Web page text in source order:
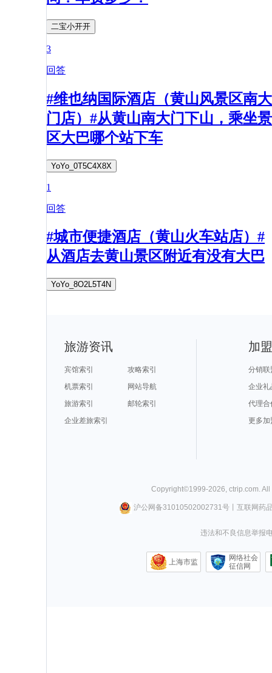
二宝小开开
3
回答
#维也纳国际酒店（黄山风景区南大
门店）#从黄山南大门下山，乘坐景
区大巴哪个站下车
YoYo_0T5C4X8X
1
回答
#城市便捷酒店（黄山火车站店）#
从酒店去黄山景区附近有没有大巴
YoYo_8O2L5T4N
旅游资讯
宾馆索引
攻略索引
机票索引
网站导航
旅游索引
邮轮索引
企业差旅索引
加
分销联
企业礼
代理合
更多加
Copyright©1999-2026, ctrip.com.
沪公网备31010502002731号丨 互联网药
违法和不良信息举报
上海市监
网络社会
征信网